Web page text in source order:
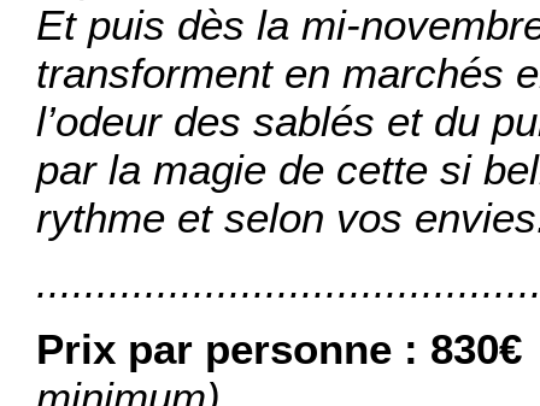
Et puis dès la mi-
transforment en marchés
l’odeur des sablés et du
par la magie de cette si
rythme et selon vos
Prix par personne : 830€
minimum)